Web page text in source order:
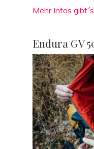
Mehr Infos
Endura GV